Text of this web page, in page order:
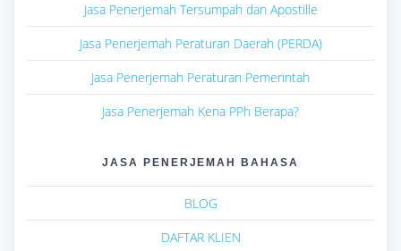
Jasa Penerjemah Tersumpah dan Apostille
Jasa Penerjemah Peraturan Daerah (PERDA)
Jasa Penerjemah Peraturan Pemerintah
Jasa Penerjemah Kena PPh Berapa?
JASA PENERJEMAH BAHASA
BLOG
DAFTAR KLIEN